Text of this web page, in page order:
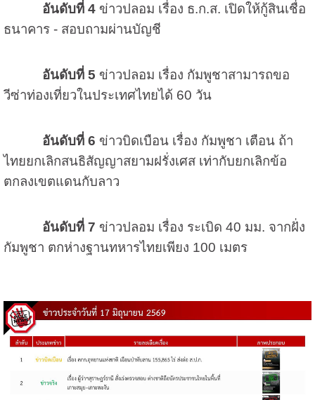
อันดับที่ 4ข่าวปลอม เรื่อง ธ.ก.ส. เปิดให้กู้สินเชื่อ
ธนาคาร - สอบถามผ่านบัญชี
อันดับที่ 5 ข่าวปลอม เรื่อง กัมพูชาสามารถขอ
วีซ่าท่องเที่ยวในประเทศไทยได้ 60 วัน
อันดับที่ 6 ข่าวบิดเบือน เรื่อง กัมพูชา เตือน ถ้า
ไทยยกเลิกสนธิสัญญาสยามฝรั่งเศส เท่ากับยกเลิกข้อ
ตกลงเขตแดนกับลาว
อันดับที่ 7 ข่าวปลอม เรื่อง ระเบิด 40 มม. จากฝั่ง
กัมพูชา ตกห่างฐานทหารไทยเพียง 100 เมตร